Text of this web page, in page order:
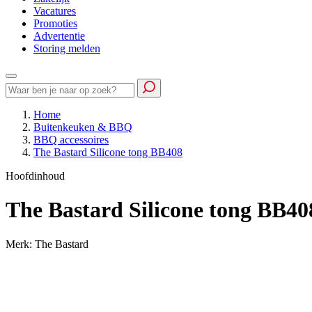
Vacatures
Promoties
Advertentie
Storing melden
Home
Buitenkeuken & BBQ
BBQ accessoires
The Bastard Silicone tong BB408
Hoofdinhoud
The Bastard Silicone tong
Merk: The Bastard